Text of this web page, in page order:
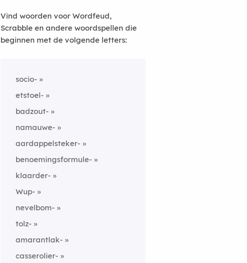
Vind woorden voor Wordfeud,
Scrabble en andere woordspellen die
beginnen met de volgende letters:
socio-
etstoel-
badzout-
namauwe-
aardappelsteker-
benoemingsformule-
klaarder-
Wup-
nevelbom-
tolz-
amarantlak-
casserolier-